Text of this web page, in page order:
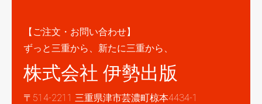
【ご注文・お問い合わせ】
ずっと三重から、新たに三重から、
株式会社 伊勢出版
〒514-2211 三重県津市芸濃町椋本4434-1